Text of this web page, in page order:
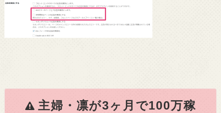
主婦・凛が3ヶ月で100万稼